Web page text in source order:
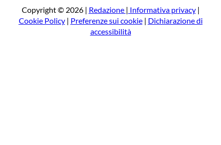
a
Copyright © 2026 | Redazione | Informativa privacy|
Cookie Policy| Preferenze sui cookie| Dichiarazione di
accessibilità